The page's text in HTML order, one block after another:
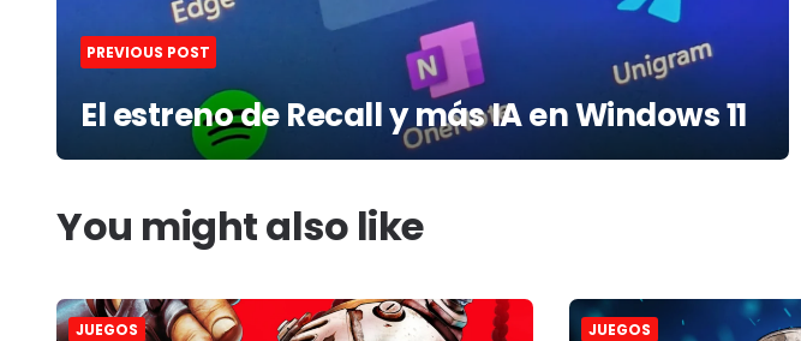
PREVIOUS POST
El estreno de Recall y más IA en Windows 11
You might also like
JUEGOS JUEGOS